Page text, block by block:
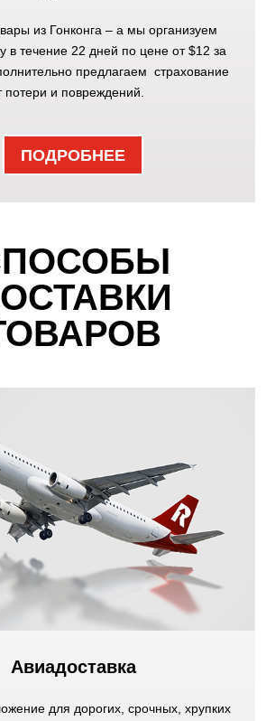
из Гонконга – а мы организуем
в течение 22 дней по цене от $12 за
предлагаем страхование
потери и повреждений.
ПОДРОБНЕЕ
Авиадоставка
для дорогих, срочных, хрупких